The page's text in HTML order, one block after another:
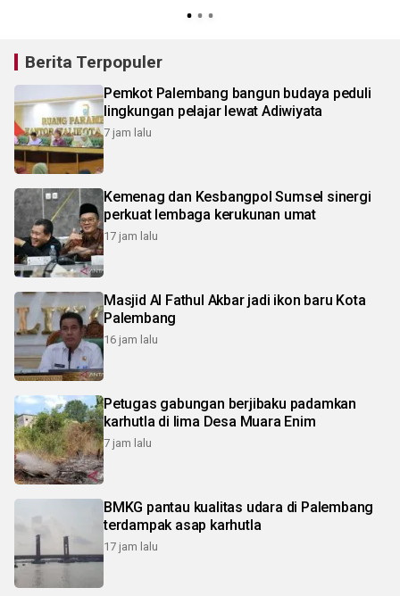
Berita Terpopuler
Pemkot Palembang bangun budaya peduli
lingkungan pelajar lewat Adiwiyata
7 jam lalu
Kemenag dan Kesbangpol Sumsel sinergi
perkuat lembaga kerukunan umat
17 jam lalu
Masjid Al Fathul Akbar jadi ikon baru Kota
Palembang
16 jam lalu
Petugas gabungan berjibaku padamkan
karhutla di lima Desa Muara Enim
7 jam lalu
BMKG pantau kualitas udara di Palembang
terdampak asap karhutla
17 jam lalu